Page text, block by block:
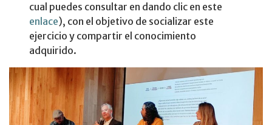
cual puedes consultar en dando clic en este
enlace), con el objetivo de socializar este
ejercicio y compartir el conocimiento
adquirido.